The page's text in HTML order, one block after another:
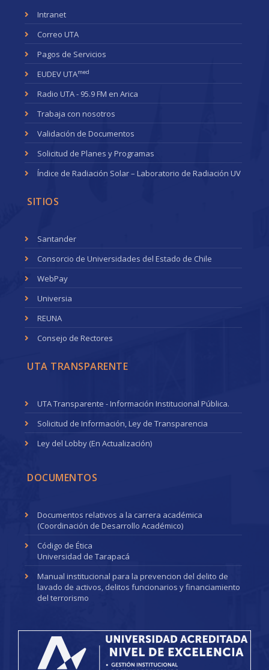
Intranet
Correo UTA
Pagos de Servicios
EUDEV UTAmed
Radio UTA - 95.9 FM en Arica
Trabaja con nosotros
Validación de Documentos
Solicitud de Planes y Programas
Índice de Radiación Solar – Laboratorio de Radiación UV
SITIOS
Santander
Consorcio de Universidades del Estado de Chile
WebPay
Universia
REUNA
Consejo de Rectores
UTA TRANSPARENTE
UTA Transparente - Información Institucional Pública.
Solicitud de Información, Ley de Transparencia
Ley del Lobby (En Actualización)
DOCUMENTOS
Documentos relativos a la carrera académica
(Coordinación de Desarrollo Académico)
Código de Ética
Universidad de Tarapacá
Manual institucional para la prevencion del delito de
lavado de activos, delitos funcionarios y financiamiento
del terrorismo